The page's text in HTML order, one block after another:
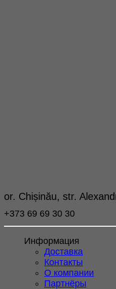
or. Chișinău, str.
+373 69 69 30 30
Информация
Доставка
Контакты
О компании
Партнёры